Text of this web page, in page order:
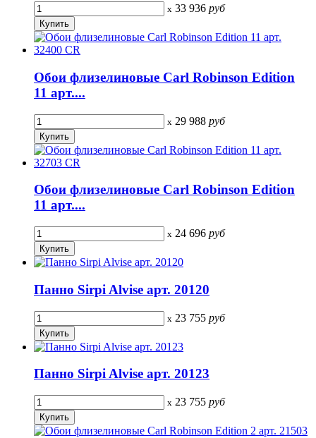
x 33 936 руб
Обои флизелиновые Carl Robinson Edition
11 арт....
x 29 988 руб
Обои флизелиновые Carl Robinson Edition
11 арт....
x 24 696 руб
Панно Sirpi Alvise арт. 20120
x 23 755 руб
Панно Sirpi Alvise арт. 20123
x 23 755 руб